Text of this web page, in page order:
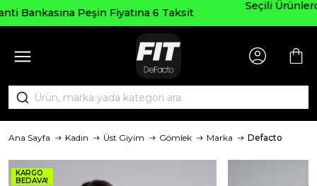
6 Taksit
Seçili Ürünlerde ₺2000 Üzeri ₺200
Ana Sayfa Kadın Üst Giyim Gömlek Marka Defacto
KARGO
BEDAVA!